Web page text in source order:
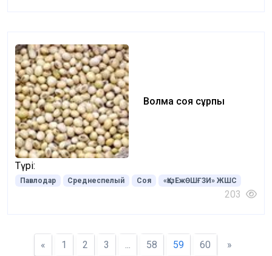
Волма соя сұрпы
Түрі:
Павлодар Среднеспелый Соя «ҚазЕжӨШҒЗИ» ЖШС
203
« 1 2 3 ... 58 59 60 »